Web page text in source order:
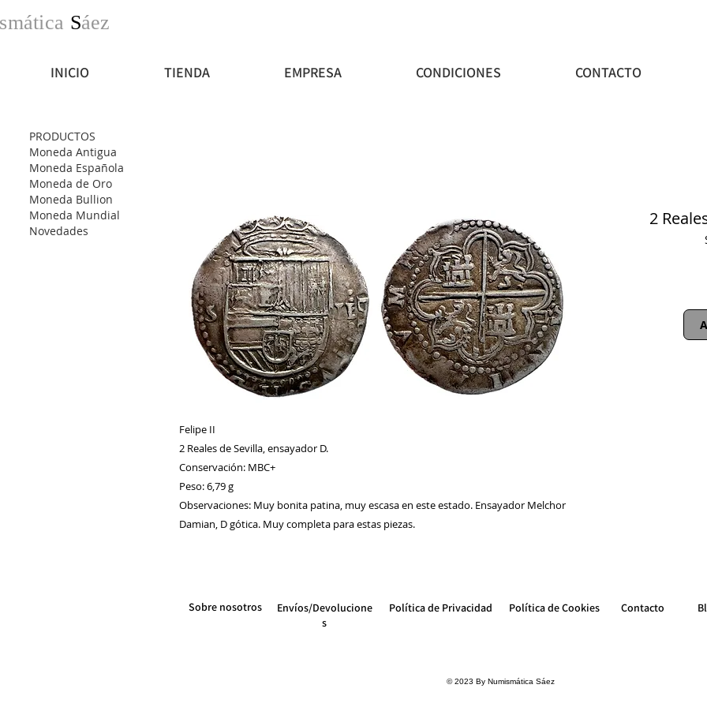
Sáez
INICIO TIENDA EMPRESA CONDICIONES CONTACTO
PRODUCTOS
Moneda Antigua
Moneda Española
Moneda de Oro
Moneda Bullion
Moneda Mundial
Novedades
Felipe II
2 Reales de Sevilla, ensayador D.
Conservación: MBC+
Peso: 6,79 g
Observaciones: Muy bonita patina, muy escasa en este estado. Ensayador Melchor
Damian, D gótica. Muy completa para estas piezas.
2
Sobre nosotros
Envíos/Devolucione
s
Política de Privacidad Política de Cookies Contacto
© 2023 By Numismática Sáez